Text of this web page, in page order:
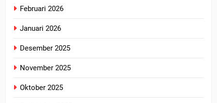
Februari 2026
Januari 2026
Desember 2025
November 2025
Oktober 2025